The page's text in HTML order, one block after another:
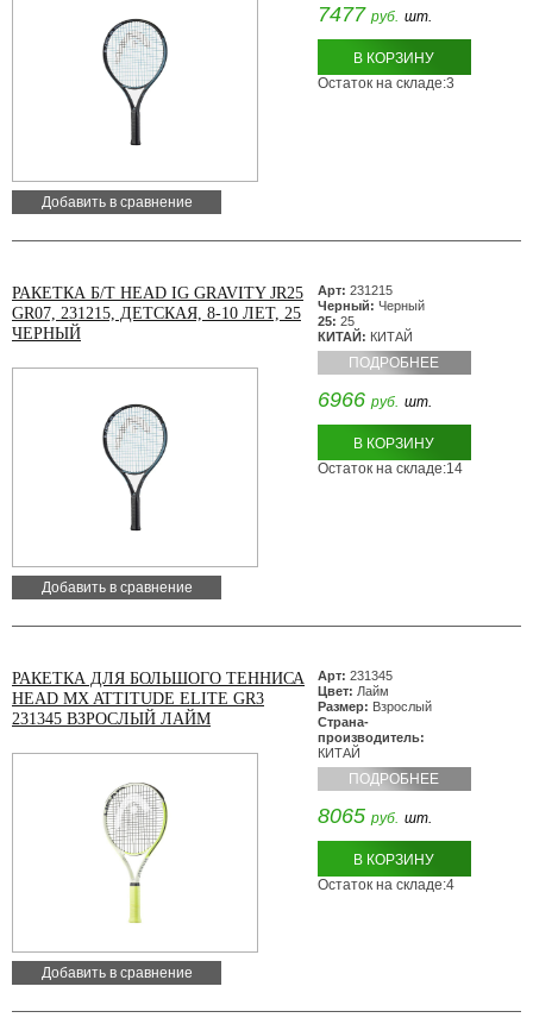
Добавить в сравнение
7477 руб. шт.
В КОРЗИНУ
Остаток на складе:3
РАКЕТКА Б/Т HEAD IG GRAVITY JR25
GR07, 231215, ДЕТСКАЯ, 8-10 ЛЕТ, 25
ЧЕРНЫЙ
Добавить в сравнение
Арт: 231215
Черный: Черный
25: 25
КИТАЙ: КИТАЙ
ПОДРОБНЕЕ
6966 руб. шт.
В КОРЗИНУ
Остаток на складе:14
РАКЕТКА ДЛЯ БОЛЬШОГО ТЕННИСА
HEAD MX ATTITUDE ELITE GR3
231345 ВЗРОСЛЫЙ ЛАЙМ
Добавить в сравнение
Арт: 231345
Цвет: Лайм
Размер: Взрослый
Страна-
производитель:
КИТАЙ
ПОДРОБНЕЕ
8065 руб. шт.
В КОРЗИНУ
Остаток на складе:4